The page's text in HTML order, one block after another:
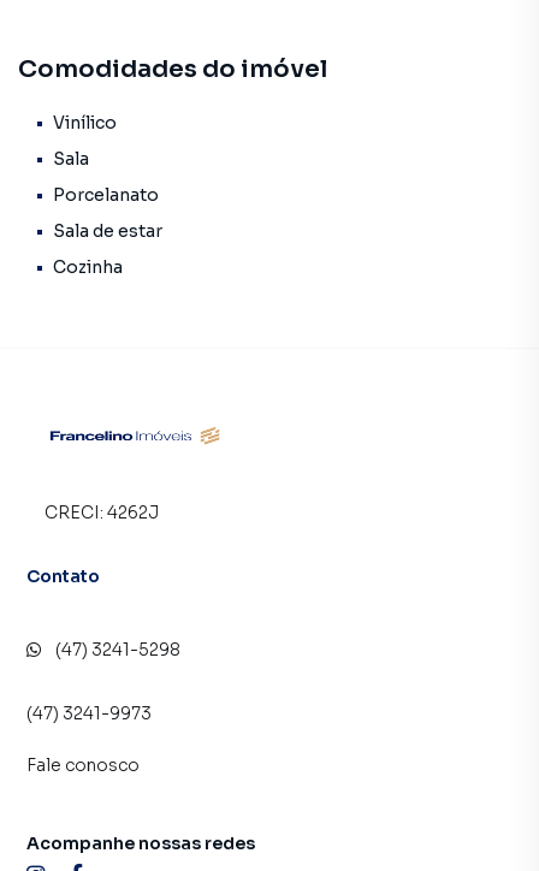
Francelino Imóveis (47) 3241-5298 | 99954-9973
E-mail: atendimento@francelinoimoveis.com.br
Comodidades do imóvel
Vinílico
Sala
Porcelanato
Sala de estar
Cozinha
CRECI: 4262J
Contato
(47) 3241-5298
(47) 3241-9973
Fale conosco
Acompanhe nossas redes